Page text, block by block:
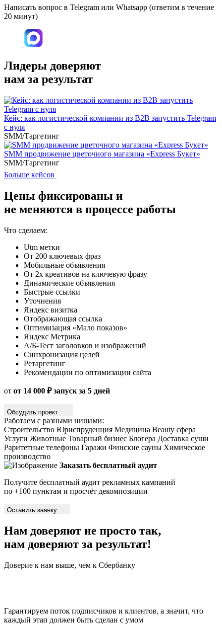
Написать вопрос в Telegram или Whatsapp (ответим в течение
20 минут)
Лидеры доверяют
нам за результат
Кейс: как логистической компании из B2B запустить Telegram
с нуля
SMM/Таргетинг
SMM продвижение цветочного магазина «Express Букет»
SMM/Таргетинг
Больше кейсов
Цены фиксированы и
не меняются в процессе работы
Что сделаем:
Utm метки
От 200 ключевых фраз
Мобильные объявления
От 2х креативов на ключевую фразу
Динамические объявления
Быстрые ссылки
Уточнения
Яндекс визитка
Отображающая ссылка
Оптимизация «Мало показов»
Яндекс Метрика
А/Б-Тест заголовков и изображений
Синхронизация целей
Ретаргетинг
Рекомендации по оптимизации сайта
от от 14 000 ₽ запуск за 5 дней
Обсудить проект
Работаем с разными нишами:
Строительство Юриспруденция Медицина Beauty сфера
Услуги Животные Товарный бизнес Блогера Доставка суши
Раритетные телефоны Гаражи Финские сауны Химическое
производство
Заказать бесплатный аудит
Получите бесплатный аудит рекламных кампаний
по +100 пунктам и просчёт декомпозиции
Оставить заявку
Нам доверяют не просто так,
нам доверяют за результат!
Доверие к нам выше, чем к Сбербанку
Гарантируем поток подписчиков и клиентов, а значит, что
каждый этап должен быть сделан с умом